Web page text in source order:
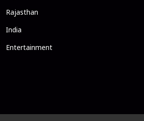
Rajasthan
India
Entertainment